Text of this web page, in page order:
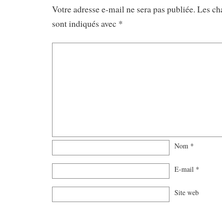
Votre adresse e-mail ne sera pas publiée. Les
sont indiqués avec *
Nom *
E-mail *
Site web